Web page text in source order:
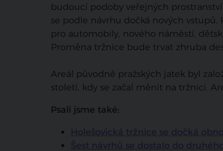
budoucí podoby veřejných
se podle návrhu dočká nových
pro automobily, nového náměstí,
Proměna tržnice bude trvat zhruba
Areál původně pražských jatek byl
století, kdy se začal měnit na tržnici.
Psali jsme také:
Holešovická tržnice se dočká
Šest návrhů se dostalo do